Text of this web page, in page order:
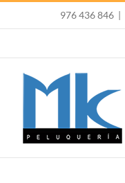
al
976 436 846 |